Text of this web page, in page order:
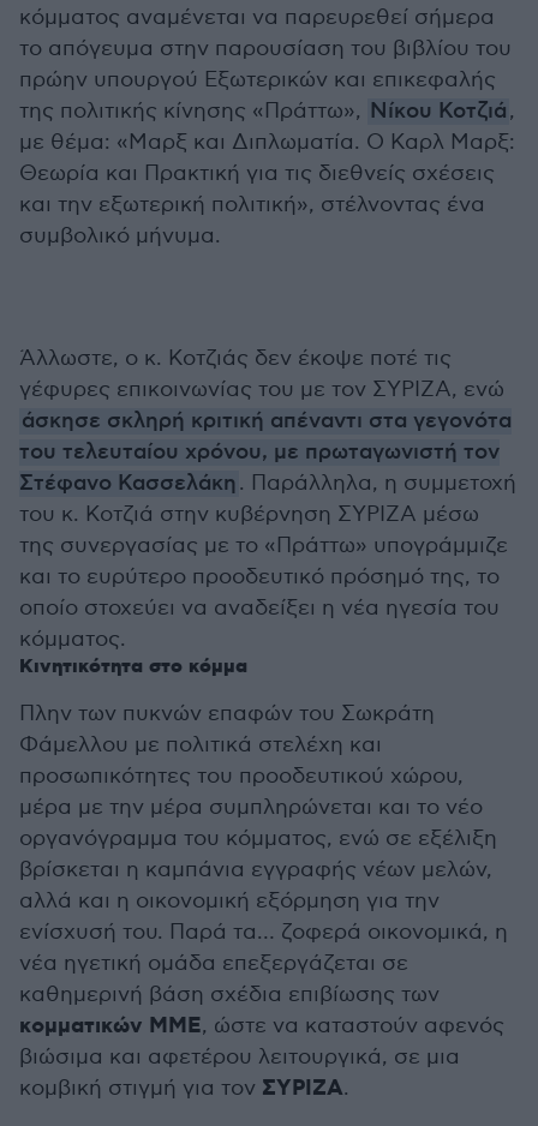
κόμματος αναμένεται να παρευρεθεί σήμερα
το απόγευμα στην παρουσίαση του βιβλίου του
πρώην υπουργού Εξωτερικών και επικεφαλής
της πολιτικής κίνησης «Πράττω», Νίκου Κοτζιά,
με θέμα: «Μαρξ και Διπλωματία. Ο Καρλ Μαρξ:
Θεωρία και Πρακτική για τις διεθνείς σχέσεις
και την εξωτερική πολιτική», στέλνοντας ένα
συμβολικό μήνυμα.
Άλλωστε, ο κ. Κοτζιάς δεν έκοψε ποτέ τις
γέφυρες επικοινωνίας του με τον ΣΥΡΙΖΑ, ενώ
άσκησε σκληρή κριτική απέναντι στα γεγονότα
του τελευταίου χρόνου, με πρωταγωνιστή τον
Στέφανο Κασσελάκη. Παράλληλα, η συμμετοχή
του κ. Κοτζιά στην κυβέρνηση ΣΥΡΙΖΑ μέσω
της συνεργασίας με το «Πράττω» υπογράμμιζε
και το ευρύτερο προοδευτικό πρόσημό της, το
οποίο στοχεύει να αναδείξει η νέα ηγεσία του
κόμματος.
Κινητικότητα στο κόμμα
Πλην των πυκνών επαφών του Σωκράτη
Φάμελλου με πολιτικά στελέχη και
προσωπικότητες του προοδευτικού χώρου,
μέρα με την μέρα συμπληρώνεται και το νέο
οργανόγραμμα του κόμματος, ενώ σε εξέλιξη
βρίσκεται η καμπάνια εγγραφής νέων μελών,
αλλά και η οικονομική εξόρμηση για την
ενίσχυσή του. Παρά τα… ζοφερά οικονομικά, η
νέα ηγετική ομάδα επεξεργάζεται σε
καθημερινή βάση σχέδια επιβίωσης των
κομματικών ΜΜΕ, ώστε να καταστούν αφενός
βιώσιμα και αφετέρου λειτουργικά, σε μια
κομβική στιγμή για τον ΣΥΡΙΖΑ.